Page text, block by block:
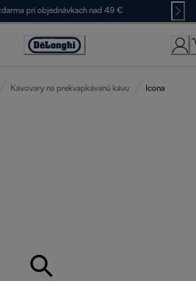
pri objednávkach nad 49 €
Accessibility
Kávovary na prekvapkávanú kávu Icona